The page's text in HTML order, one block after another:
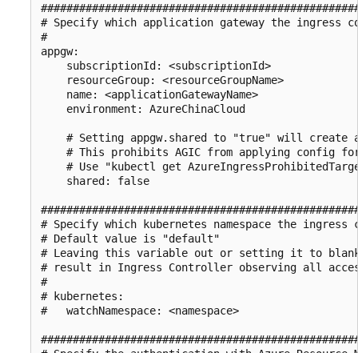
# Specify which application gateway the ingress
#
appgw:
    subscriptionId: <subscriptionId>
    resourceGroup: <resourceGroupName>
    name: <applicationGatewayName>
    environment: AzureChinaCloud
# Setting appgw.shared to "true" will create
# This prohibits AGIC from applying config
# Use "kubectl get
    shared: false
# Specify which kubernetes namespace the
# Default value is "default"
# Leaving this variable out or setting it to
# result in Ingress Controller observing all
#
# kubernetes:
#   watchNamespace: <namespace>